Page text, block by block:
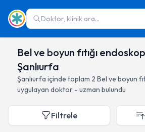
Doktor, klinik ara...
Bel ve boyun fıtığı
Şanlıurfa
Şanlıurfa içinde toplam 2 Bel ve boyun
uygulayan doktor - uzman bulundu
Filtrele